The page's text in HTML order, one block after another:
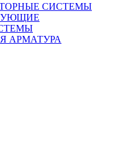
СИСТЕМЫ
АРМАТУРА